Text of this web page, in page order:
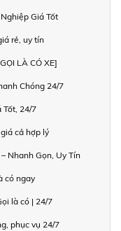
Giá Tốt
rẻ, uy tín
LÀ CÓ XE]
Chóng 24/7
Tốt, 24/7
cả hợp lý
Nhanh Gọn, Uy Tín
có ngay
là có | 24/7
phục vụ 24/7